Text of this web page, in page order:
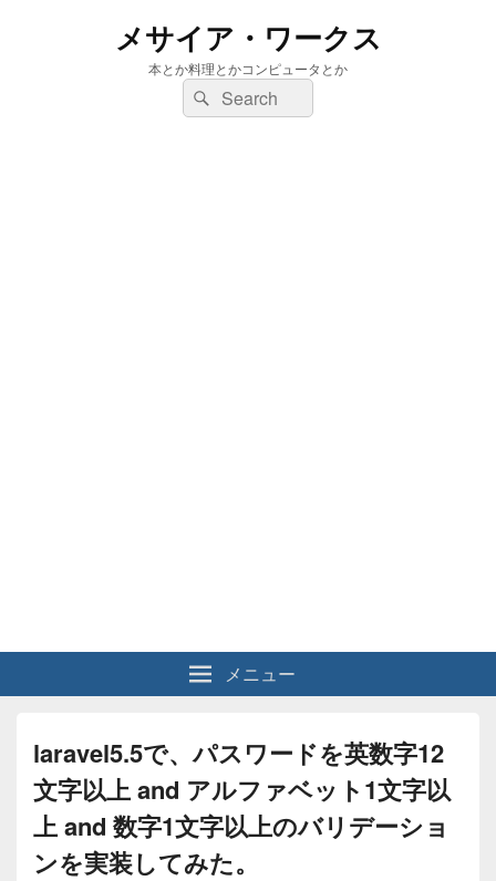
メサイア・ワークス
本とか料理とかコンピュータとか
検
索:
検
索
メニュー
laravel5.5で、パスワードを英数字12
文字以上 and アルファベット1文字以
上 and 数字1文字以上のバリデーショ
ンを実装してみた。